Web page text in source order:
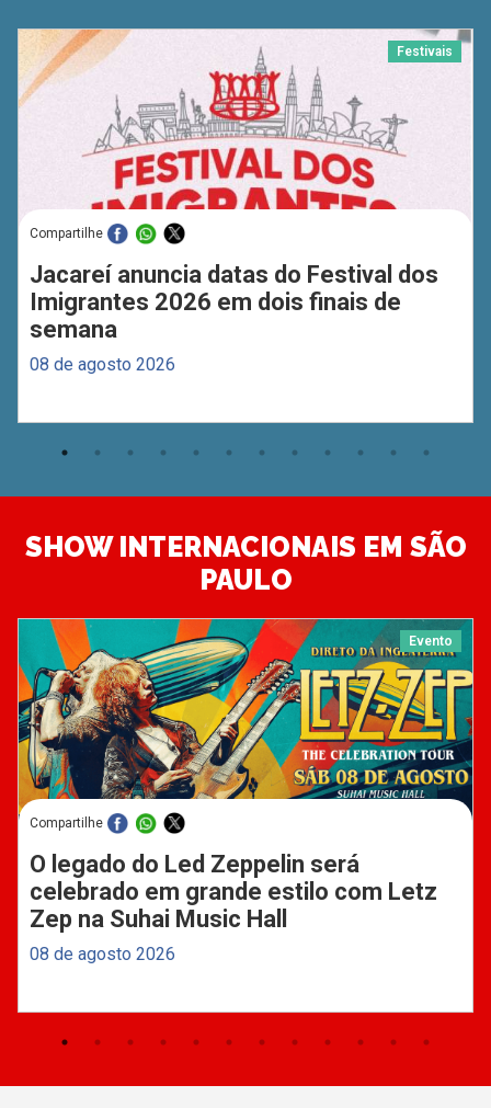
Festivais
Compartilhe
Jacareí anuncia datas do Festival dos
Imigrantes 2026 em dois finais de
semana
08 de agosto 2026
SHOW INTERNACIONAIS EM SÃO
PAULO
Evento
Compartilhe
O legado do Led Zeppelin será
celebrado em grande estilo com Letz
Zep na Suhai Music Hall
08 de agosto 2026